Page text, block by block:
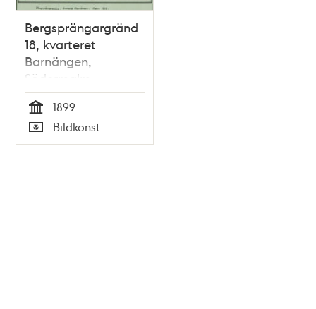
Bergsprängargränd
18, kvarteret
Barnängen,
Södermalm
Tid
1899
Typ
Bildkonst